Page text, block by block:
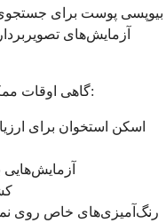
بیوپسی پوست برای
آزمایش‌های
گاهی اوقات ممکن است به آزمایش‌های اضافی نیاز باشد:
اسکن استخوان برای
رنگ‌آمیزی‌های خاص روی